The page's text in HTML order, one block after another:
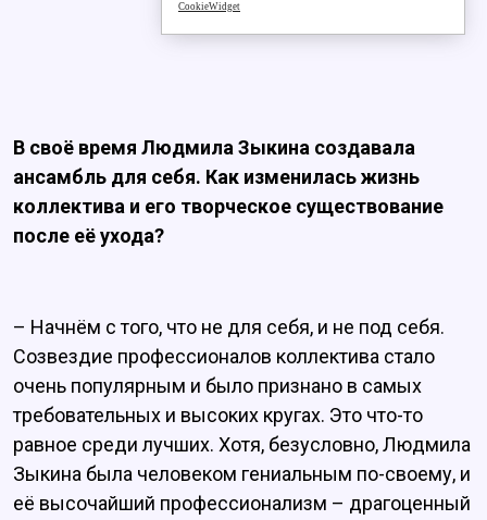
В своё время Людмила Зыкина создавала
ансамбль для себя. Как изменилась жизнь
коллектива и его творческое существование
после её ухода?
– Начнём с того, что не для себя, и не под себя.
Созвездие профессионалов коллектива стало
очень популярным и было признано в самых
требовательных и высоких кругах. Это что-то
равное среди лучших. Хотя, безусловно, Людмила
Зыкина была человеком гениальным по-своему, и
её высочайший профессионализм – драгоценный
CookieWidget